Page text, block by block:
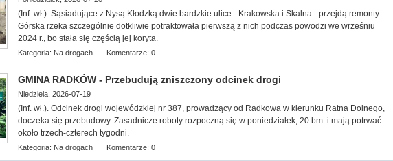
(Inf. wł.). Sąsiadujące z Nysą Kłodzką dwie bardzkie ulice - Krakowska i Skalna - przejdą remonty.
Górska rzeka szczególnie dotkliwie potraktowała pierwszą z nich podczas powodzi we wrześniu
2024 r., bo stała się częścią jej koryta.
Kategoria: Na drogach Komentarze: 0
GMINA RADKÓW - Przebudują zniszczony odcinek drogi
Niedziela, 2026-07-19
(Inf. wł.). Odcinek drogi wojewódzkiej nr 387, prowadzący od Radkowa w kierunku Ratna Dolnego,
doczeka się przebudowy. Zasadnicze roboty rozpoczną się w poniedziałek, 20 bm. i mają potrwać
około trzech-czterech tygodni.
Kategoria: Na drogach Komentarze: 0